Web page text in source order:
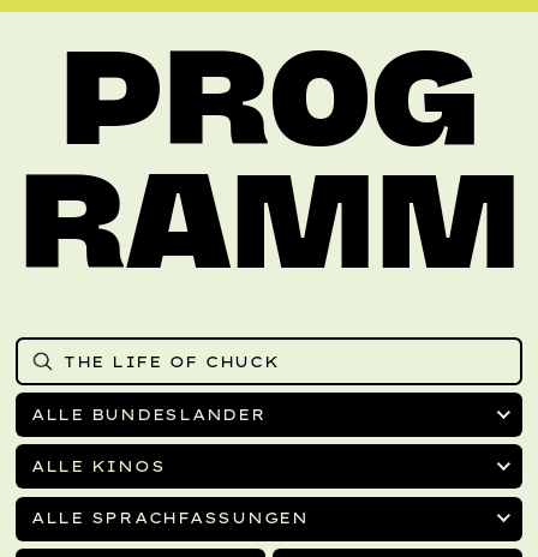
PROG
RAMM
ALLE BUNDESLÄNDER
ALLE KINOS
ALLE SPRACHFASSUNGEN